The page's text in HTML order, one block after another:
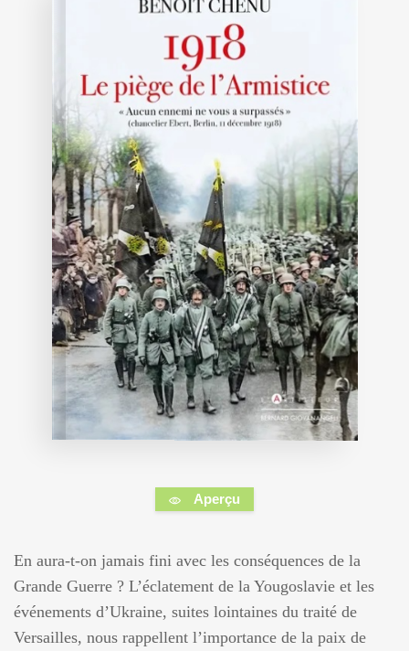
Aperçu
En aura-t-on jamais fini avec les conséquences de la
Grande Guerre ? L’éclatement de la Yougoslavie et les
événements d’Ukraine, suites lointaines du traité de
Versailles, nous rappellent l’importance de la paix de